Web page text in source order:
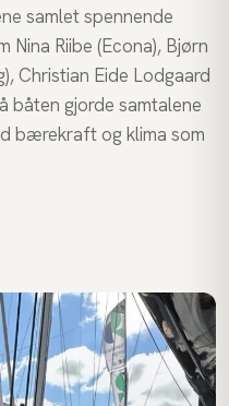
samlet spennende
Riibe (Econa), Bjørn
Christian Eide Lodgaard
båten gjorde samtalene
bærekraft og klima som